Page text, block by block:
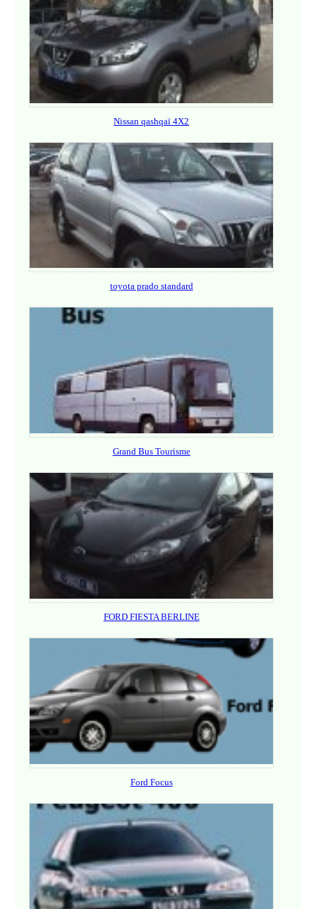
Nissan qashqaï 4X2
toyota prado standard
Grand Bus Tourisme
FORD FIESTA BERLINE
Ford Focus